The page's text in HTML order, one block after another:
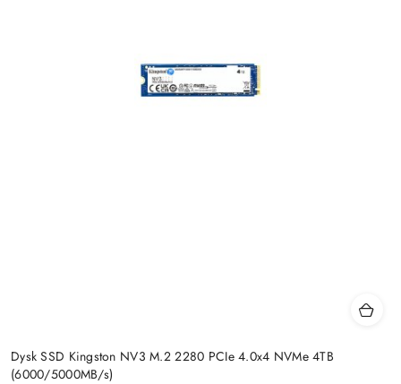
Dysk SSD Kingston NV3 M.2 2280 PCIe 4.0x4 NVMe 4TB
(6000/5000MB/s)